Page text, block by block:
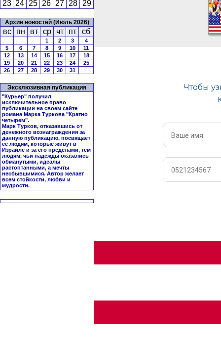
23 24 25 26 27 28 29
Архив новостей (Июль 2026)
вс пн вт ср чт пт сб
1 2 3
4
5
6 7 8 9 10
11
12
13 14 15 16 17
18
19
20 21 22 23 24
25
26
27 28 29 30 31
Эксклюзивная публикация
"Курьер" получил
исключительное право
публикации на своем сайте
романа Марка Туркова "Кратно
четырем".
Марк Турков, отказавшись от
денежного вознаграждения за
данную публикацию, посвящает
ее людям, которые живут в
Израиле и за его пределами, тем
людям, чьи надежды оказались
обманутыми, идеалы
растоптанными, а мечты
несбывшимися. Автор желает
всем стойкости, любви и
мудрости.